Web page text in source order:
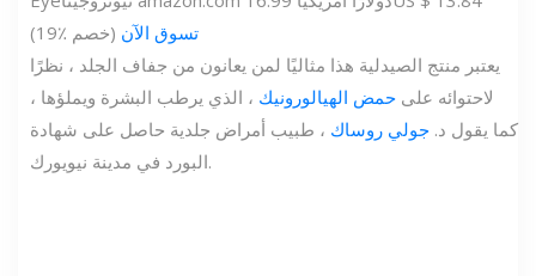
(19٪ خصم) تسوق الآن
يعتبر منتج الصيدلية هذا مثاليًا لمن يعانون من جفاف الجلد ، نظرًا
لاحتوائه على حمض الهيالورونيك ، الذي يرطب البشرة ويملؤها ،
كما يقول د. جولي روساك ، طبيب أمراض جلدية حاصل على شهادة
البورد في مدينة نيويورك.